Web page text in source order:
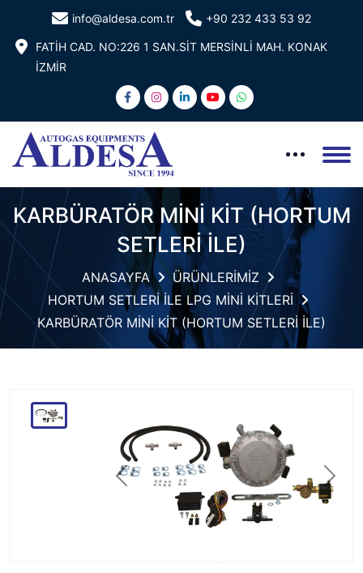
info@aldesa.com.tr +90 232 433 53 92
FATİH CAD. NO:226 1 SAN.SİT MERSİNLİ MAH. KONAK
İZMİR
KARBÜRATÖR MİNİ KİT (HORTUM
SETLERİ İLE)
ANASAYFA
ÜRÜNLERİMİZ
HORTUM SETLERİ İLE LPG MİNİ KİTLERİ
KARBÜRATÖR MİNİ KİT (HORTUM SETLERİ İLE)
Previous Next